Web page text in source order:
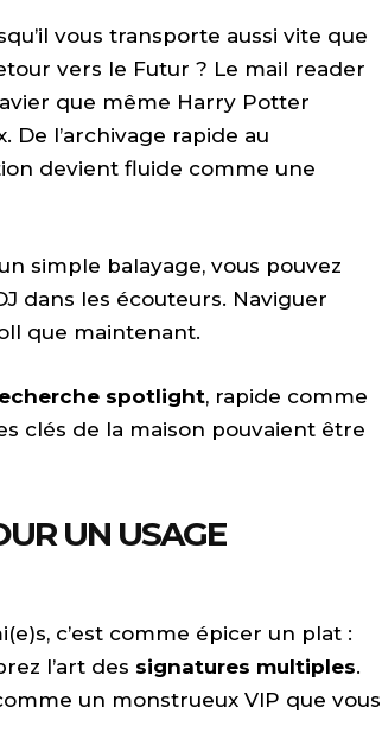
vous transporte aussi vite que
vers le Futur ? Le mail reader
que même Harry Potter
De l’archivage rapide au
devient fluide comme une
simple balayage, vous pouvez
dans les écouteurs. Naviguer
que maintenant.
spotlight, rapide comme
clés de la maison pouvaient être
UN USAGE
c’est comme épicer un plat :
l’art des signatures multiples.
un monstrueux VIP que vous